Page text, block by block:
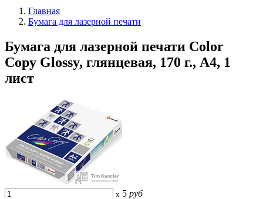
Главная
Бумага для лазерной печати
Бумага для лазерной печати Color
Copy Glossy, глянцевая, 170 г., А4, 1
лист
x 5 руб